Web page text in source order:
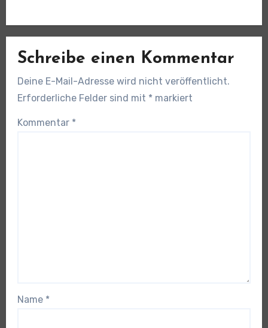
Schreibe einen Kommentar
Deine E-Mail-Adresse wird nicht veröffentlicht.
Erforderliche Felder sind mit * markiert
Kommentar *
Name *